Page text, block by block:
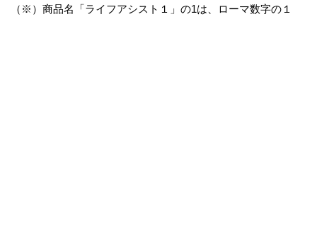
（※）商品名「ライフアシスト１」の1は、ローマ数字の１